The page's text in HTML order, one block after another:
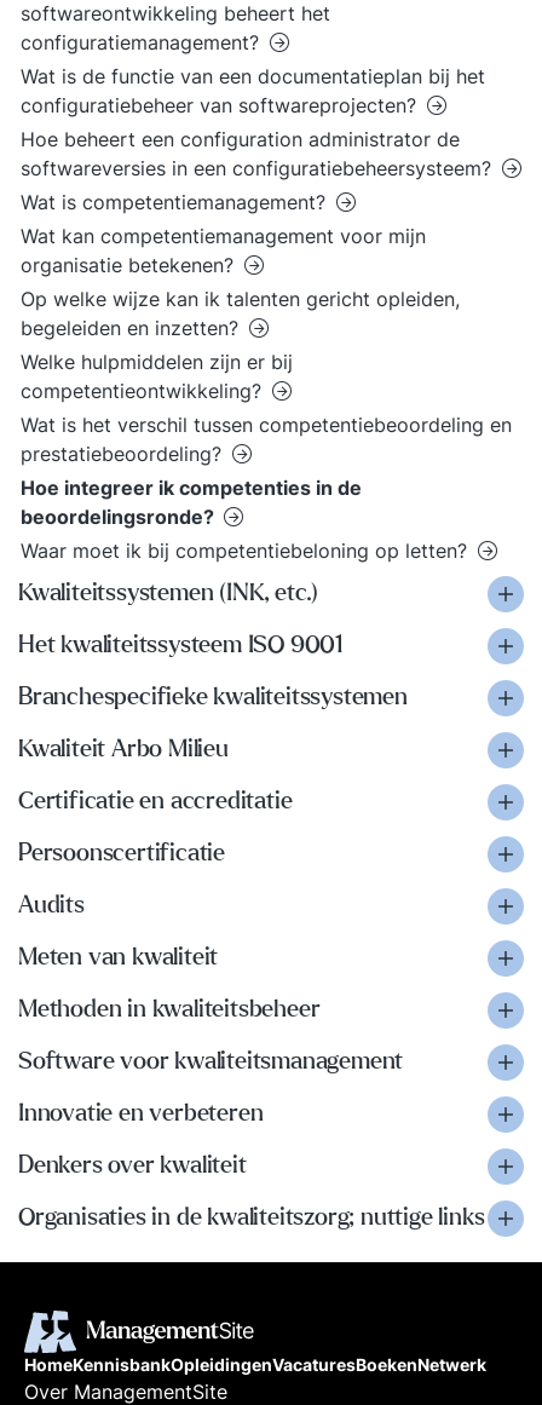
softwareontwikkeling beheert het
configuratiemanagement?
Wat is de functie van een documentatieplan bij het
configuratiebeheer van softwareprojecten?
Hoe beheert een configuration administrator de
softwareversies in een configuratiebeheersysteem?
Wat is competentiemanagement?
Wat kan competentiemanagement voor mijn
organisatie betekenen?
Op welke wijze kan ik talenten gericht opleiden,
begeleiden en inzetten?
Welke hulpmiddelen zijn er bij
competentieontwikkeling?
Wat is het verschil tussen competentiebeoordeling en
prestatiebeoordeling?
Hoe integreer ik competenties in de
beoordelingsronde?
Waar moet ik bij competentiebeloning op letten?
Kwaliteitssystemen (INK, etc.)
Het kwaliteitssysteem ISO 9001
Branchespecifieke kwaliteitssystemen
Kwaliteit Arbo Milieu
Certificatie en accreditatie
Persoonscertificatie
Audits
Meten van kwaliteit
Methoden in kwaliteitsbeheer
Software voor kwaliteitsmanagement
Innovatie en verbeteren
Denkers over kwaliteit
Organisaties in de kwaliteitszorg; nuttige links
HomeKennisbankOpleidingenVacaturesBoekenNetwerk
Over ManagementSite